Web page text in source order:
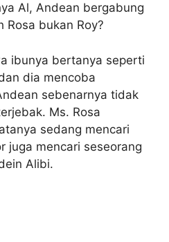
Al, Andean bergabung
Rosa bukan Roy?
ibunya bertanya seperti
dia mencoba
sebenarnya tidak
Ms. Rosa
sedang mencari
juga mencari seseorang
Alibi.